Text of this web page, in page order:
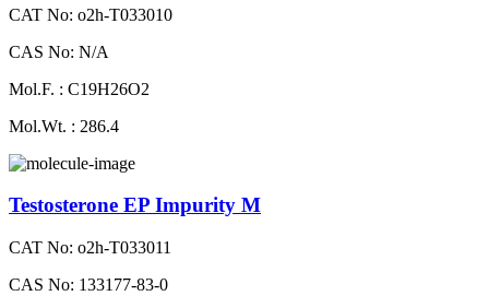
CAT No: o2h-T033010
CAS No: N/A
Mol.F. : C19H26O2
Mol.Wt. : 286.4
Testosterone EP Impurity M
CAT No: o2h-T033011
CAS No: 133177-83-0